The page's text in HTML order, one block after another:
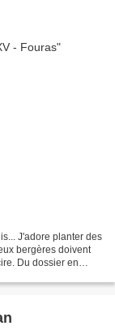
J'adore planter des
bergères doivent
Du dossier en